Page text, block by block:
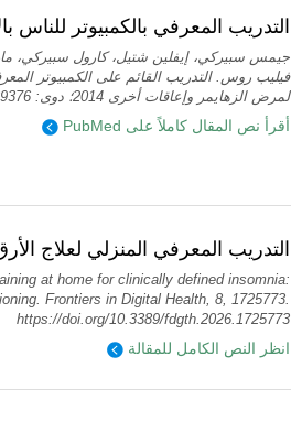
التدريب المعرفي بالكمبيوتر للناس
جيمس سبيركي، إيفلين شتيل، كارول سبيركي،
فيليب روس. التدريب القائم على الكمبيوتر
لمرض الزهايمر وإعاقات أخرى 2014؛ دوى: 10.1177/1533317514539376
أقرأ نص المقال كاملاً على PubMed
التدريب المعرفي المنزلي لعلاج
at home for clinically defined insomnia:
Frontiers in Digital Health, 8, 1725773.
https://doi.org/10.3389/fdgth.2026.1725773
انظر النص الكامل للمقالة